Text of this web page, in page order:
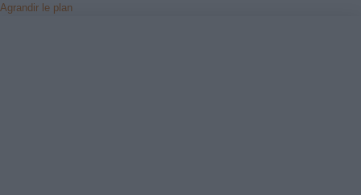
Agrandir le plan